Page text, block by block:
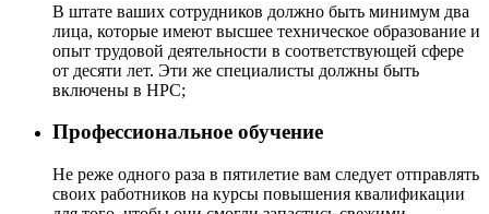
В штате ваших сотрудников должно быть минимум два
лица, которые имеют высшее техническое образование и
опыт трудовой деятельности в соответствующей сфере
от десяти лет. Эти же специалисты должны быть
включены в НРС;
Профессиональное обучение
Не реже одного раза в пятилетие вам следует отправлять
своих работников на курсы повышения квалификации